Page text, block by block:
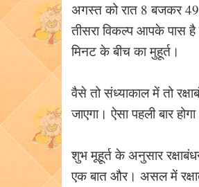
अगस्त को रात 8 बजकर
तीसरा विकल्प आपके पास
मिनट के बीच का मुहूर्त।
वैसे तो संध्याकाल में तो
जाएगा। ऐसा पहली बार
शुभ मूहूर्त के अनुसार
एक बात और। असल में